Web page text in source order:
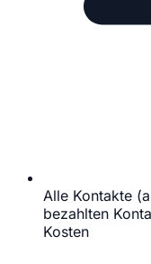
Alle Kontakte
bezahlten
Kosten